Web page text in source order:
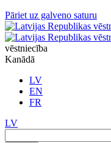
Pāriet uz galveno saturu
vēstniecība
Kanādā
LV
EN
FR
LV